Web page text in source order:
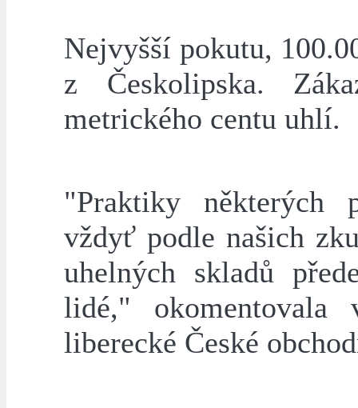
Nejvyšší pokutu,
z Českolipska.
metrického centu uhlí.
"Praktiky některých
vždyť podle našich
uhelných skladů
lidé," okomentovala
liberecké České